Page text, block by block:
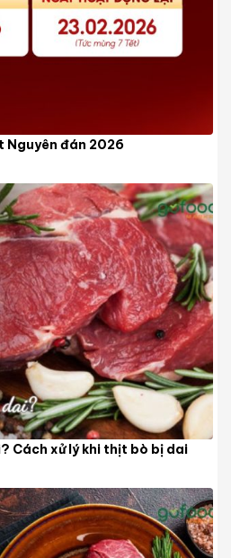
Nguyên đán 2026
Cách xử lý khi thịt bò bị dai